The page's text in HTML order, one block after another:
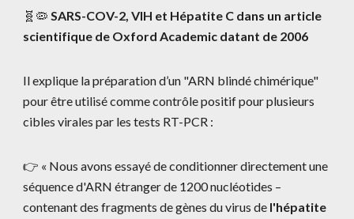
🧬🦠SARS-COV-2, VIH et Hépatite C dans un article
scientifique de Oxford Academic datant de 2006
Il explique la préparation d’un "ARN blindé chimérique"
pour être utilisé comme contrôle positif pour plusieurs
cibles virales par les tests RT-PCR :
👉 « Nous avons essayé de conditionner directement une
séquence d'ARN étranger de 1200 nucléotides –
contenant des fragments de gènes du virus de l'hépatite